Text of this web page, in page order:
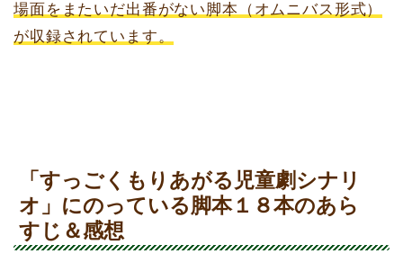
場面をまたいだ出番がない脚本（オムニバス形式）
が収録されています。
「すっごくもりあがる児童劇シナリ
オ」にのっている脚本１８本のあら
すじ＆感想